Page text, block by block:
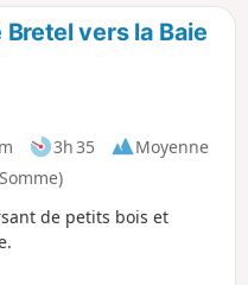
vers la Baie
3h 35
Moyenne
de petits bois et